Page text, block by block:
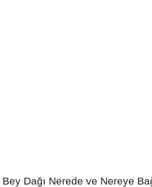
Bey Dağı Nerede ve Nereye